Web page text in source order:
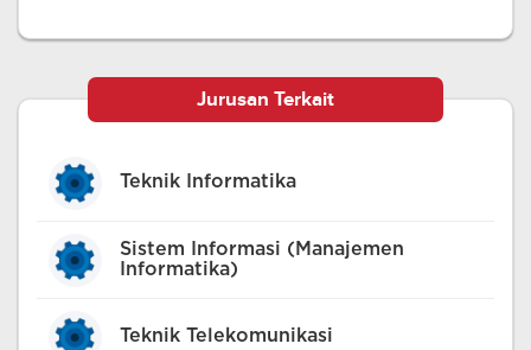
Jurusan Terkait
Teknik Informatika
Sistem Informasi (Manajemen
Informatika)
Teknik Telekomunikasi